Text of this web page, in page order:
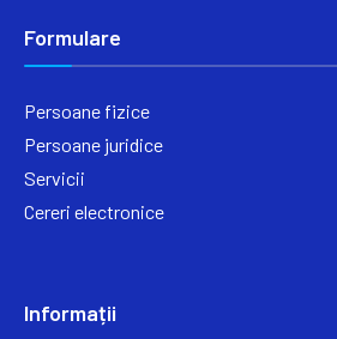
Formulare
Persoane fizice
Persoane juridice
Servicii
Cereri electronice
Informații